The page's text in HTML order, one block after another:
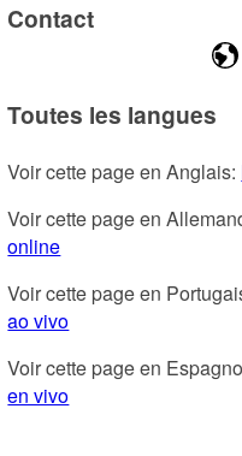
Contact
Toutes les langues
Voir cette page en Anglais:
Voir cette page en
online
Voir cette page en
ao vivo
Voir cette page en
en vivo